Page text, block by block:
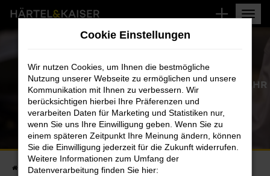
Zum
Hauptinhalt
DACIA AUTO-INSPEKTION
SICHERHEIT UND LANGLEBIGKEIT FÜR IHR
FAHRZEUG
Startseite Dacia Serviceangebote Dacia Auto-Inspektion
Cookie Einstellungen
Wir nutzen Cookies, um Ihnen die bestmögliche
Nutzung unserer Webseite zu ermöglichen und unsere
Kommunikation mit Ihnen zu verbessern. Wir
berücksichtigen hierbei Ihre Präferenzen und
verarbeiten Daten für Marketing und Statistiken nur,
wenn Sie uns Ihre Einwilligung geben. Wenn Sie zu
einem späteren Zeitpunkt Ihre Meinung ändern, können
Sie die Einwilligung jederzeit für die Zukunft widerrufen.
Weitere Informationen zum Umfang der
Datenverarbeitung finden Sie hier: